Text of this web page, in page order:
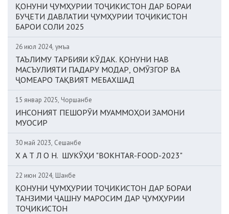
ҚОНУНИ ҶУМҲУРИИ ТОҶИКИСТОН ДАР БОРАИ
БУҶЕТИ ДАВЛАТИИ ҶУМҲУРИИ ТОҶИКИСТОН
БАРОИ СОЛИ 2025
26 июл 2024, Ҷумъа
ТАЪЛИМУ ТАРБИЯИ КӮДАК. ҚОНУНИ НАВ
МАСЪУЛИЯТИ ПАДАРУ МОДАР, ОМӮЗГОР ВА
ҶОМЕАРО ТАҚВИЯТ МЕБАХШАД
15 январ 2025, Чоршанбе
ИНСОНИЯТ ПЕШОРӮИ МУАММОҲОИ ЗАМОНИ
МУОСИР
30 май 2023, Сешанбе
Х А Т Л О Н. ШУКӮҲИ "BOKHTAR-FOOD-2023"
22 июн 2024, Шанбе
ҚОНУНИ ҶУМҲУРИИ ТОҶИКИСТОН ДАР БОРАИ
ТАНЗИМИ ҶАШНУ МАРОСИМ ДАР ҶУМҲУРИИ
ТОҶИКИСТОН